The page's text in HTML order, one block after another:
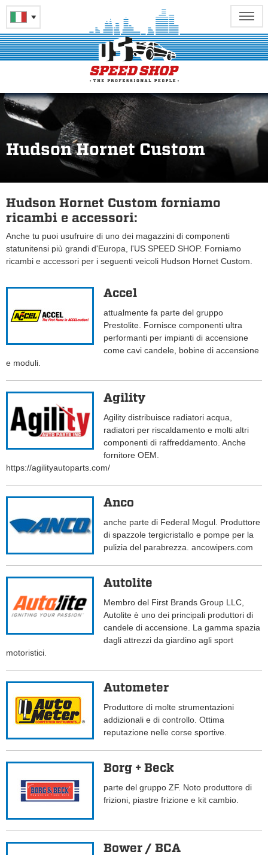
Hudson Hornet Custom
Hudson Hornet Custom forniamo
ricambi e accessori:
Anche tu puoi usufruire di uno dei magazzini di componenti
statunitensi più grandi d'Europa, l'US SPEED SHOP. Forniamo
ricambi e accessori per i seguenti veicoli Hudson Hornet Custom.
Accel
attualmente fa parte del gruppo
Prestolite. Fornisce componenti ultra
performanti per impianti di accensione
come cavi candele, bobine di accensione
e moduli.
Agility
Agility distribuisce radiatori acqua,
radiatori per riscaldamento e molti altri
componenti di raffreddamento. Anche
fornitore OEM.
https://agilityautoparts.com/
Anco
anche parte di Federal Mogul. Produttore
di spazzole tergicristallo e pompe per la
pulizia del parabrezza. ancowipers.com
Autolite
Membro del First Brands Group LLC,
Autolite è uno dei principali produttori di
candele di accensione. La gamma spazia
dagli attrezzi da giardino agli sport
motoristici.
Autometer
Produttore di molte strumentazioni
addizionali e di controllo. Ottima
reputazione nelle corse sportive.
Borg + Beck
parte del gruppo ZF. Noto produttore di
frizioni, piastre frizione e kit cambio.
Bower / BCA